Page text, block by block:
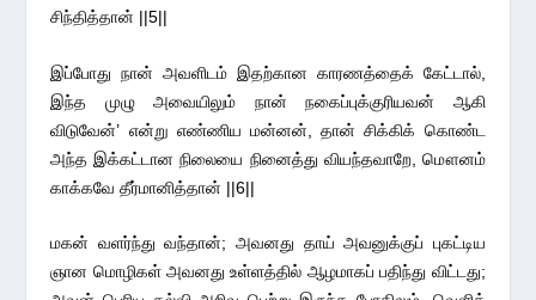
சிந்தித்தான் ||5||
இப்போது நான் அவளிடம் இதற்கான காரணத்தைக் கேட்டால்,
இந்த முழு அவையிலும் நான் நகைப்புக்குரியவன் ஆகி
விடுவேன்’ என்று எண்ணிய மன்னன், தான் சிக்கிக் கொண்ட
அந்த இக்கட்டான நிலையை நினைத்து வியந்தவாறே, மௌனம்
காக்கவே தீர்மானித்தான் ||6||
மகன் வளர்ந்து வந்தான்; அவனது தாய் அவனுக்குப் புகட்டிய
ஞான மொழிகள் அவனது உள்ளத்தில் ஆழமாகப் பதிந்து விட்டது;